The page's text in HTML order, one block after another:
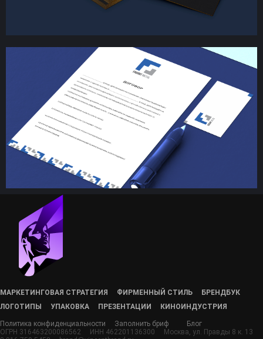
МАРКЕТИНГОВАЯ СТРАТЕГИЯ ФИРМЕННЫЙ СТИЛЬ
БРЕНДБУК
ЛОГОТИПЫ
УПАКОВКА ПРЕЗЕНТАЦИИ КИНОИНДУСТРИЯ
Политика конфиденциальности Заполнить бриф
Блог
ОГРН 316463200086562
ИНН 462201136300
Москва, ул. Правды 8 к. 13